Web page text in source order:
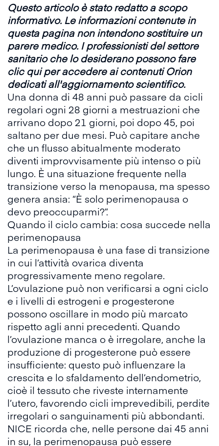
Questo articolo è stato redatto a scopo
informativo. Le informazioni contenute in
questa pagina non intendono sostituire un
parere medico. I professionisti del settore
sanitario che lo desiderano possono fare
clic quiper accedere ai contenuti Orion
dedicati all'aggiornamento scientifico.
Una donna di 48 anni può passare da cicli
regolari ogni 28 giorni a mestruazioni che
arrivano dopo 21 giorni, poi dopo 45, poi
saltano per due mesi. Può capitare anche
che un flusso abitualmente moderato
diventi improvvisamente più intenso o più
lungo. È una situazione frequente nella
transizione verso la menopausa, ma spesso
genera ansia: “È solo perimenopausa o
devo preoccuparmi?”.
Quando il ciclo cambia: cosa succede nella
perimenopausa
La perimenopausa è una fase di transizione
in cui l’attività ovarica diventa
progressivamente meno regolare.
L’ovulazione può non verificarsi a ogni ciclo
e i livelli di estrogeni e progesterone
possono oscillare in modo più marcato
rispetto agli anni precedenti. Quando
l’ovulazione manca o è irregolare, anche la
produzione di progesterone può essere
insufficiente: questo può influenzare la
crescita e lo sfaldamento dell’endometrio,
cioè il tessuto che riveste internamente
l’utero, favorendo cicli imprevedibili, perdite
irregolari o sanguinamenti più abbondanti.
NICE ricorda che, nelle persone dai 45 anni
in su, la perimenopausa può essere